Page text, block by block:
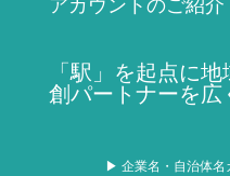
アカウントのご紹介
「駅」を起点に
創パートナーを広
▶ 企業名・自治体名